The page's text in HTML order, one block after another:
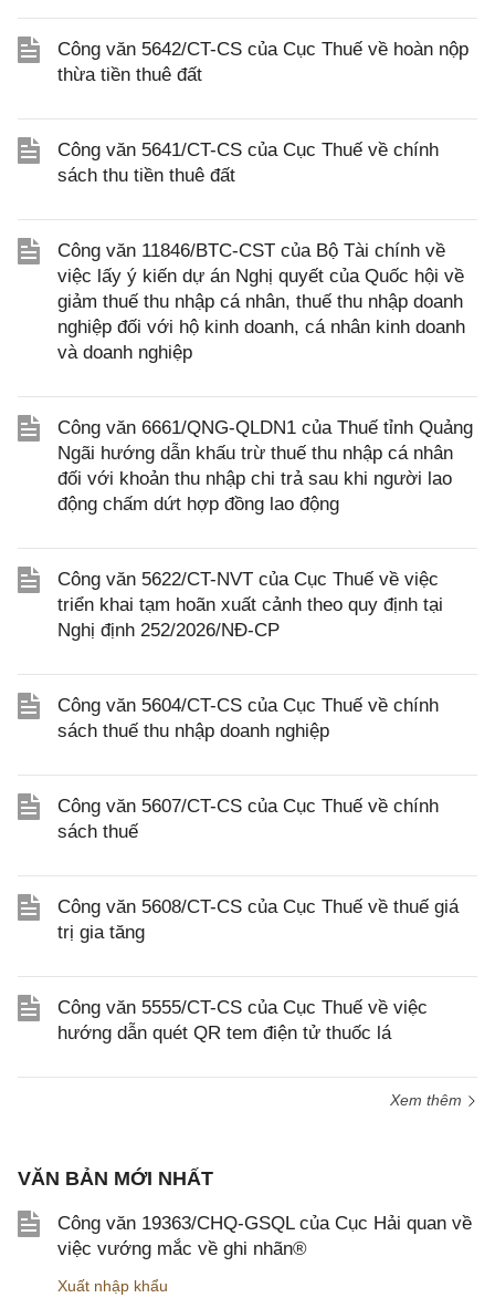
Công văn 5642/CT-CS của Cục Thuế về hoàn nộp
thừa tiền thuê đất
Công văn 5641/CT-CS của Cục Thuế về chính
sách thu tiền thuê đất
Công văn 11846/BTC-CST của Bộ Tài chính về
việc lấy ý kiến dự án Nghị quyết của Quốc hội về
giảm thuế thu nhập cá nhân, thuế thu nhập doanh
nghiệp đối với hộ kinh doanh, cá nhân kinh doanh
và doanh nghiệp
Công văn 6661/QNG-QLDN1 của Thuế tỉnh Quảng
Ngãi hướng dẫn khấu trừ thuế thu nhập cá nhân
đối với khoản thu nhập chi trả sau khi người lao
động chấm dứt hợp đồng lao động
Công văn 5622/CT-NVT của Cục Thuế về việc
triển khai tạm hoãn xuất cảnh theo quy định tại
Nghị định 252/2026/NĐ-CP
Công văn 5604/CT-CS của Cục Thuế về chính
sách thuế thu nhập doanh nghiệp
Công văn 5607/CT-CS của Cục Thuế về chính
sách thuế
Công văn 5608/CT-CS của Cục Thuế về thuế giá
trị gia tăng
Công văn 5555/CT-CS của Cục Thuế về việc
hướng dẫn quét QR tem điện tử thuốc lá
Xem thêm
VĂN BẢN MỚI NHẤT
Công văn 19363/CHQ-GSQL của Cục Hải quan về
việc vướng mắc về ghi nhãn®
Xuất nhập khẩu